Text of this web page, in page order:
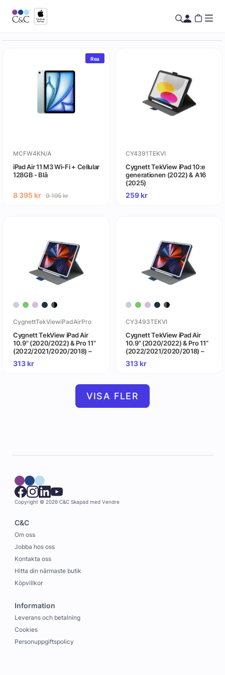
Rea
MCFW4KN/A
iPad Air 11 M3 Wi-Fi + Cellular
128GB - Blå
8 395 kr 9 195kr
CY4391TEKVI
Cygnett TekView iPad 10:e
generationen (2022) & A16
(2025)
259kr
CygnettTekViewiPadAirPro
Cygnett TekView iPad Air
10.9” (2020/2022) & Pro 11”
(2022/2021/2020/2018) –
Air 11” (2024/2025)
313kr
CY3493TEKVI
Cygnett TekView iPad Air
10.9” (2020/2022) & Pro 11”
(2022/2021/2020/2018) –
Air 11” (2024/2025)
Marinblå/Blå
313kr
VISA FLER
Copyright © 2026 C&C Skapad med Vendre
C&C
Om oss
Jobba hos oss
Kontakta oss
Hitta din närmaste butik
Köpvillkor
Information
Leverans och betalning
Cookies
Personuppgiftspolicy